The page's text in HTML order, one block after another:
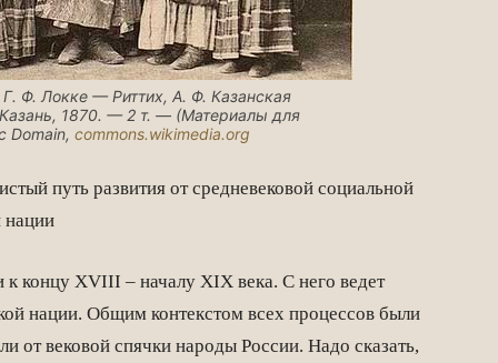
Г. Ф. Локке — Риттих, А. Ф. Казанская
1870. — 2 т. — (Материалы для
Domain, commons.wikimedia.org
путь развития от средневековой социальной
нации
концу XVIII – началу XIX века. С него ведет
нации. Общим контекстом всех процессов были
от вековой спячки народы России. Надо сказать,